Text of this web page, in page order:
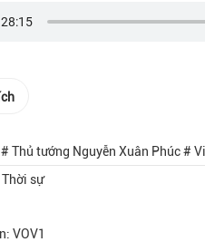
Thủ tướng Nguyễn Xuân Phúc #
sự
VOV1